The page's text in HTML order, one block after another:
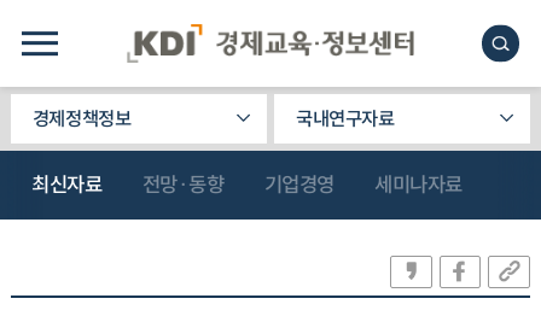
경제정책정보 국내연구자료
최신자료 전망·동향 기업경영 세미나자료